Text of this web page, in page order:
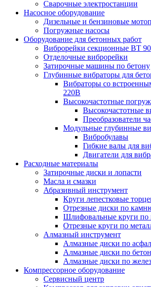
Сварочные электростанции
Насосное оборудование
Дизельные и бензиновые
Погружные насосы
Оборудование для бетонных работ
Виброрейки секционные BT 90
Отделочные виброрейки
Затирочные машины по бетону
Глубинные вибраторы для
Вибраторы со
220В
Высокочастотные
Высокочастотные
Преобразователи
Модульные глубинные
Вибробулавы
Гибкие валы для
Двигатели для
Расходные материалы
Затирочные диски и лопасти
Масла и смазки
Абразивный инструмент
Круги лепестковые
Отрезные диски по
Шлифовальные круги по
Отрезные круги по
Алмазный инструмент
Алмазные диски по
Алмазные диски по
Алмазные диски по
Компрессорное оборудование
Сервисный центр